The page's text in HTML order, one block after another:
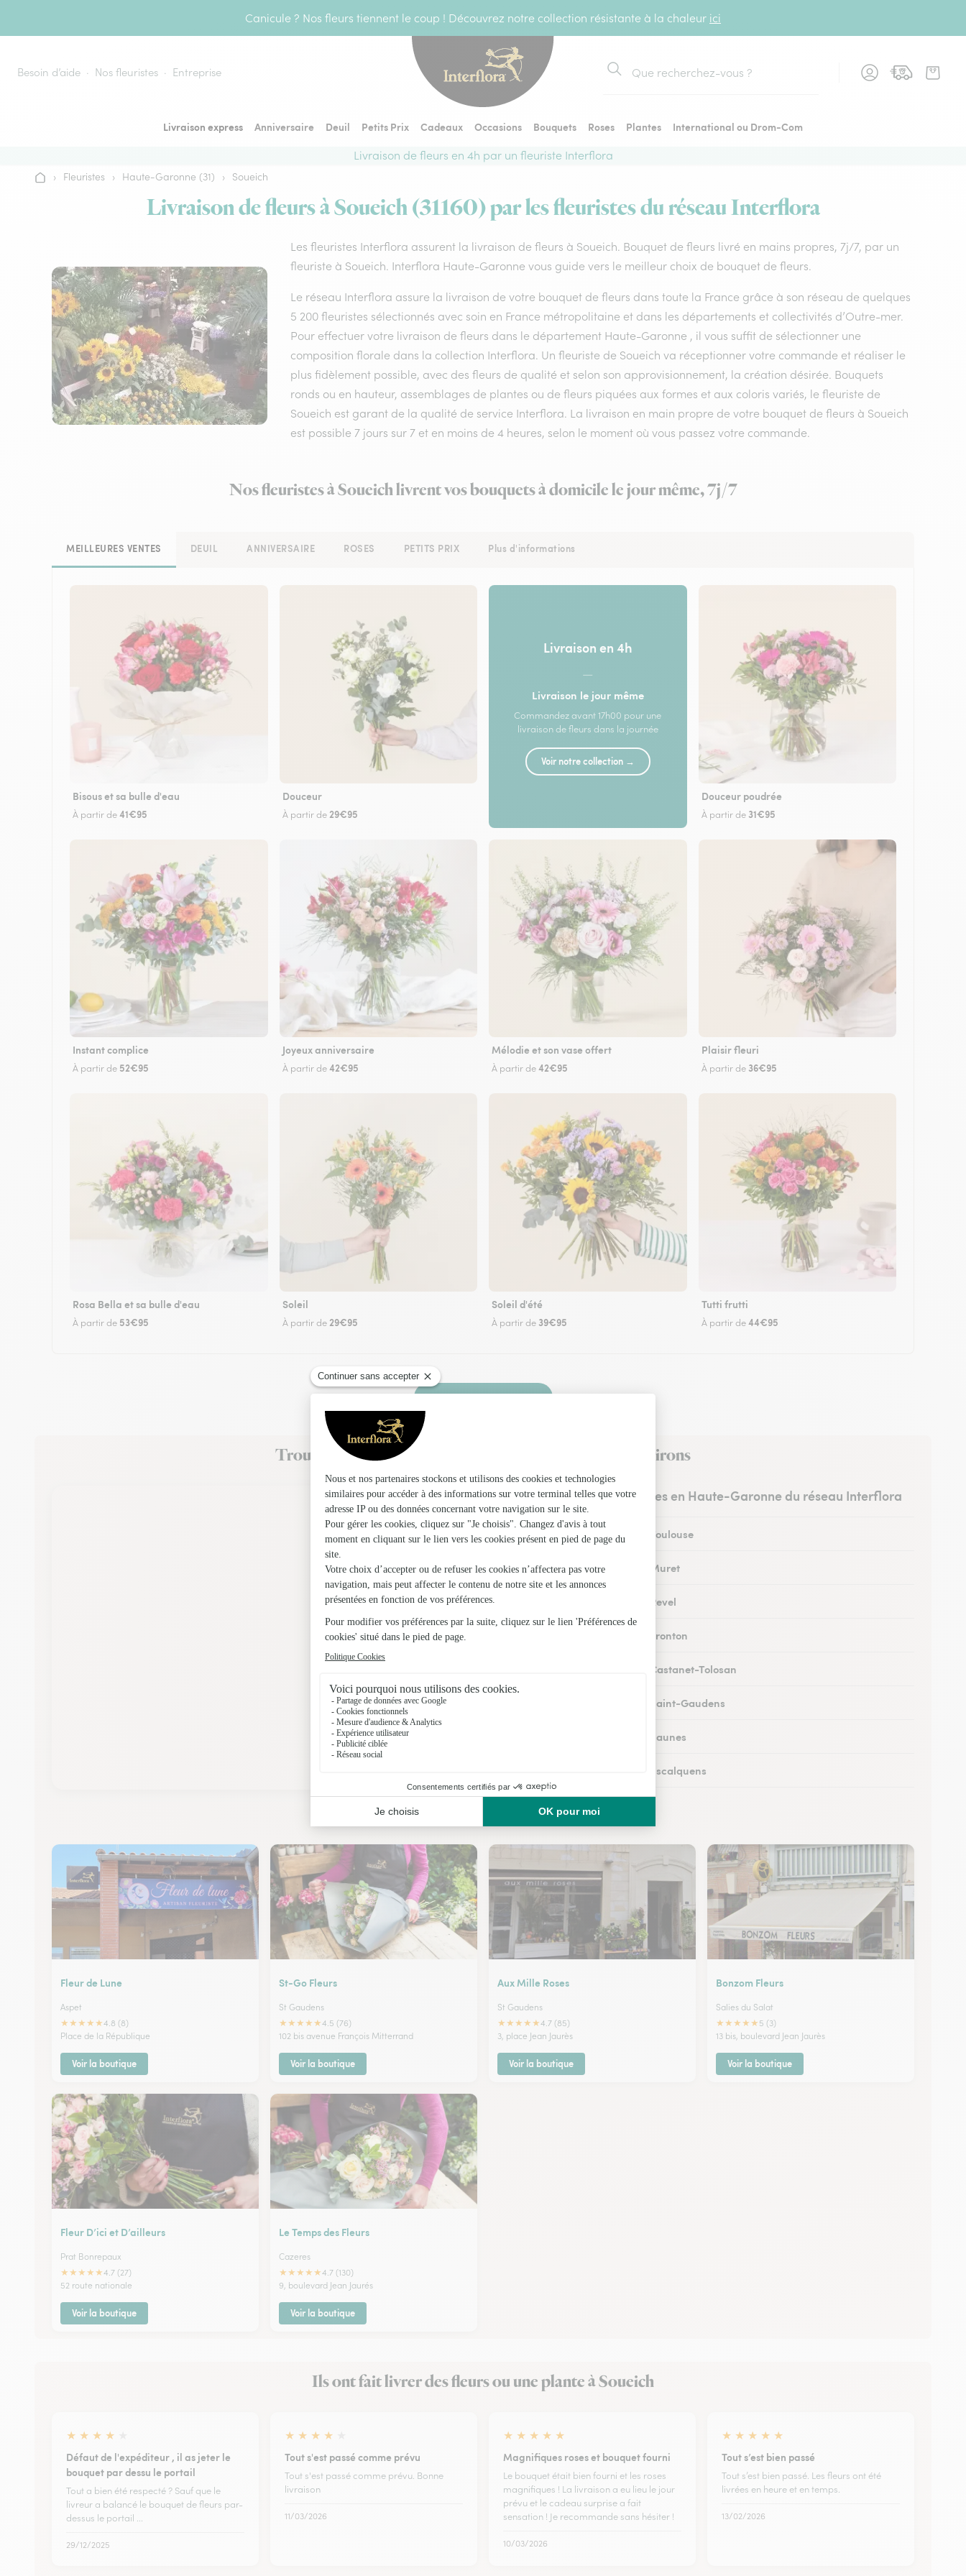
Canicule ? Nos fleurs tiennent le coup ! Découvrez notre collection résistante à la chaleur ici
Besoin d’aide Nos fleuristes Entreprise
Rechercher
Livraison express Anniversaire Deuil Petits Prix Cadeaux Occasions Bouquets Roses Plantes
International ou Drom-Com
Livraison de fleurs en 4h par un fleuriste Interflora
Accueil
› Fleuristes › Haute-Garonne (31) › Soueich
Livraison de fleurs à Soueich (31160) par les fleuristes du réseau Interflora
Les fleuristes Interflora assurent la livraison de fleurs à Soueich. Bouquet de fleurs livré en mains propres, 7j/7, par un
fleuriste à Soueich. Interflora Haute-Garonne vous guide vers le meilleur choix de bouquet de fleurs.
Le réseau Interflora assure la livraison de votre bouquet de fleurs dans toute la France grâce à son réseau de quelques
5 200 fleuristes sélectionnés avec soin en France métropolitaine et dans les départements et collectivités d’Outre-mer.
Pour effectuer votre livraison de fleurs dans le département Haute-Garonne , il vous suffit de sélectionner une
composition florale dans la collection Interflora. Un fleuriste de Soueich va réceptionner votre commande et réaliser le
plus fidèlement possible, avec des fleurs de qualité et selon son approvisionnement, la création désirée. Bouquets
ronds ou en hauteur, assemblages de plantes ou de fleurs piquées aux formes et aux coloris variés, le fleuriste de
Soueich est garant de la qualité de service Interflora. La livraison en main propre de votre bouquet de fleurs à Soueich
est possible 7 jours sur 7 et en moins de 4 heures, selon le moment où vous passez votre commande.
Nos fleuristes à Soueich livrent vos bouquets à domicile le jour même, 7j/7
MEILLEURES VENTES DEUIL ANNIVERSAIRE ROSES PETITS PRIX Plus d'informations
Bisous et sa bulle d'eau
À partir de41€95
Douceur
À partir de 29€95
Livraison en 4h
—
Livraison le jour même
Commandez avant 17h00 pour une
livraison de fleurs dans la journée
Voir notre collection →
Douceur poudrée
À partir de 31€95
Instant complice
À partir de 52€95
Joyeux anniversaire
À partir de42€95
Mélodie et son vase offert
À partir de42€95
Plaisir fleuri
À partir de 36€95
Rosa Bella et sa bulle d'eau
À partir de 53€95
Soleil
À partir de 29€95
Soleil d'été
À partir de 39€95
Tutti frutti
À partir de44€95
Faire livrer des fleurs
Trouvez un fleuriste Interflora à Soueich et dans ses environs
Les fleuristes en Haute-Garonne du réseau Interflora
Fleuristes à Toulouse
Fleuristes à Muret
Fleuristes à Revel
Fleuristes à Fronton
Fleuristes à Castanet-Tolosan
Fleuristes à Saint-Gaudens
Fleuristes à Eaunes
Fleuristes à Escalquens
Nos fleuristes à Soueich
Fleur de Lune
Aspet
★★★★★4.8 (8)
Place de la République
Voir la boutique
St-Go Fleurs
St Gaudens
★★★★★4.5 (76)
102 bis avenue François Mitterrand
Voir la boutique
Aux Mille Roses
St Gaudens
★★★★★4.7 (85)
3, place Jean Jaurès
Voir la boutique
Bonzom Fleurs
Salies du Salat
★★★★★ 5 (3)
13 bis, boulevard Jean Jaurès
Voir la boutique
Fleur D’ici et D’ailleurs
Prat Bonrepaux
★★★★★4.7 (27)
52 route nationale
Voir la boutique
Le Temps des Fleurs
Cazeres
★★★★★4.7 (130)
9, boulevard Jean Jaurés
Voir la boutique
Ils ont fait livrer des fleurs ou une plante à Soueich
★ ★ ★ ★
Défaut de l'expéditeur , il as jeter le
bouquet par dessu le portail
Tout a bien été respecté ? Sauf que le
livreur a balancé le bouquet de fleurs par-
dessus le portail ...
29/12/2025
★ ★ ★ ★
Tout s'est passé comme prévu
Tout s'est passé comme prévu. Bonne
livraison
11/03/2026
★ ★ ★ ★ ★
Magnifiques roses et bouquet fourni
Le bouquet était bien fourni et les roses
magnifiques ! La livraison a eu lieu le jour
prévu et le cadeau surprise a fait
sensation ! Je recommande sans hésiter !
10/03/2026
★ ★ ★ ★ ★
Tout s’est bien passé
Tout s’est bien passé. Les fleurs ont été
livrées en heure et en temps.
13/02/2026